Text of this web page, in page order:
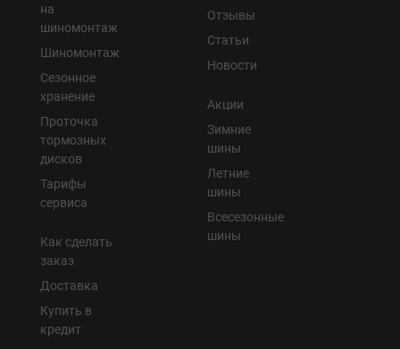
на
шиномонтаж
Шиномонтаж
Сезонное
хранение
Проточка
тормозных
дисков
Тарифы
сервиса
Как сделать
заказ
Доставка
Купить в
кредит
Отзывы
Статьи
Новости
Акции
Зимние
шины
Летние
шины
Всесезонные
шины